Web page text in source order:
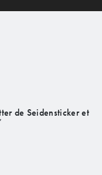
de Seidensticker et